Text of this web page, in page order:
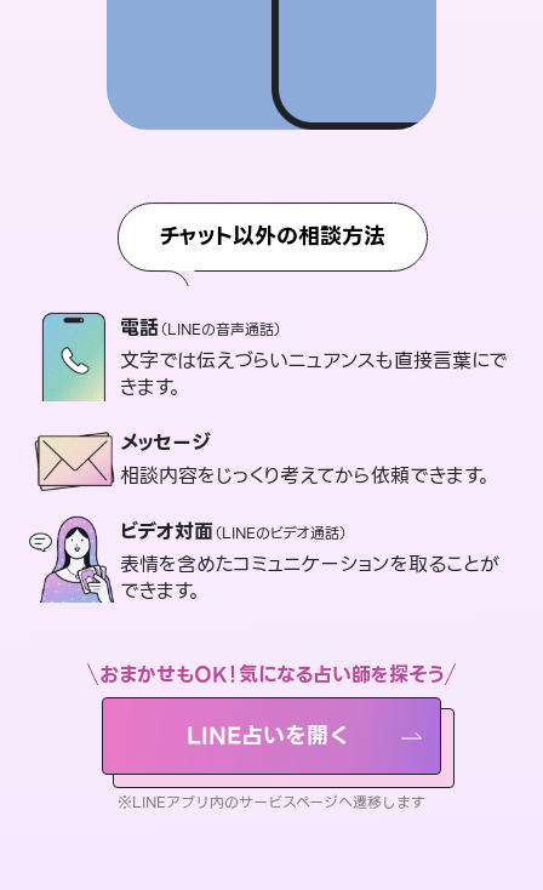
チャット以外の相談方法
電話（LINEの音声通話）
文字では伝えづらいニュアンスも直接言葉にで
きます。
メッセージ
相談内容をじっくり考えてから依頼できます。
ビデオ対面（LINEのビデオ通話）
表情を含めたコミュニケーションを取ることが
できます。
おまかせもOK！気になる占い師を探そう
LINE占いを開く
※LINEアプリ内のサービスページへ遷移します